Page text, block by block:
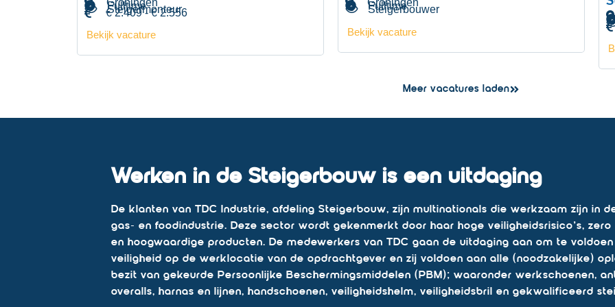
Groningen
Fulltime
Steigermonteur
€ 2.409 - € 2.556
Bekijk vacature
Groningen
Fulltime
Steigerbouwer
Bekijk vacature
Meer vacatures laden
Werken in de Steigerbouw is een uitdaging
De klanten van TDC Industrie, afdeling Steigerbouw, zijn multinationals die werkzaam zijn in
gas- en foodindustrie. Deze sector wordt gekenmerkt door haar hoge veiligheidsrisico’s,
en hoogwaardige producten. De medewerkers van TDC gaan de uitdaging aan om te
veiligheid op de werklocatie van de opdrachtgever en zij voldoen aan alle (noodzakelijke)
bezit van gekeurde Persoonlijke Beschermingsmiddelen (PBM); waaronder werkschoenen,
overalls, harnas en lijnen, handschoenen, veiligheidshelm, veiligheidsbril en gekwalificeerd